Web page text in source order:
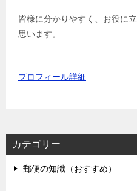
皆様に分かりやすく、お役に
思います。
プロフィール詳細
カテゴリー
郵便の知識（おすすめ）